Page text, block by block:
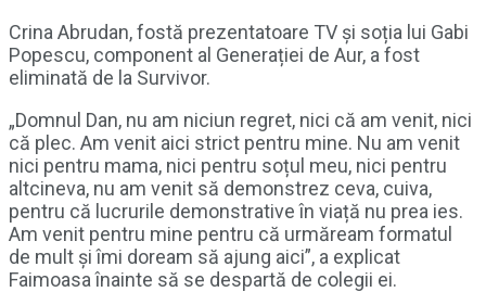
Crina Abrudan, fostă prezentatoare TV și soția lui Gabi
Popescu, component al Generației de Aur, a fost
eliminată de la Survivor.
„Domnul Dan, nu am niciun regret, nici că am venit, nici
că plec. Am venit aici strict pentru mine. Nu am venit
nici pentru mama, nici pentru soțul meu, nici pentru
altcineva, nu am venit să demonstrez ceva, cuiva,
pentru că lucrurile demonstrative în viață nu prea ies.
Am venit pentru mine pentru că urmăream formatul
de mult și îmi doream să ajung aici”, a explicat
Faimoasa înainte să se despartă de colegii ei.